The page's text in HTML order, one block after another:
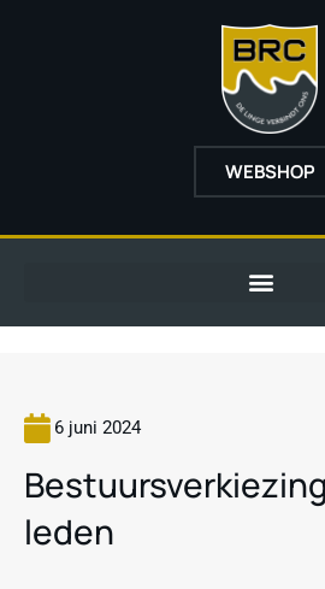
WEBSHOP
6 juni 2024
leden